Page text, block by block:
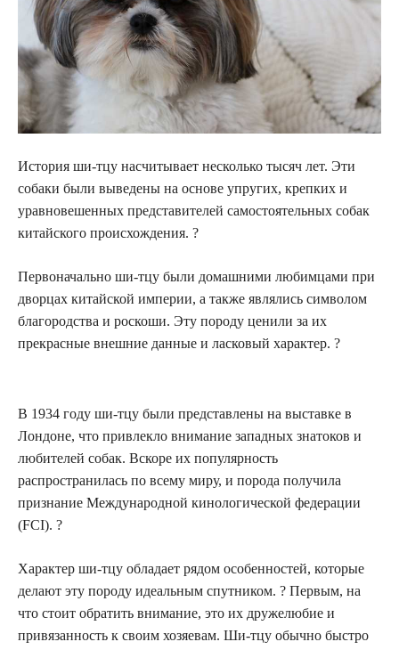
История ши-тцу насчитывает несколько тысяч лет. Эти
собаки были выведены на основе упругих, крепких и
уравновешенных представителей самостоятельных собак
китайского происхождения. ?
Первоначально ши-тцу были домашними любимцами при
дворцах китайской империи, а также являлись символом
благородства и роскоши. Эту породу ценили за их
прекрасные внешние данные и ласковый характер. ?
В 1934 году ши-тцу были представлены на выставке в
Лондоне, что привлекло внимание западных знатоков и
любителей собак. Вскоре их популярность
распространилась по всему миру, и порода получила
признание Международной кинологической федерации
(FCI). ?
Характер ши-тцу обладает рядом особенностей, которые
делают эту породу идеальным спутником. ? Первым, на
что стоит обратить внимание, это их дружелюбие и
привязанность к своим хозяевам. Ши-тцу обычно быстро